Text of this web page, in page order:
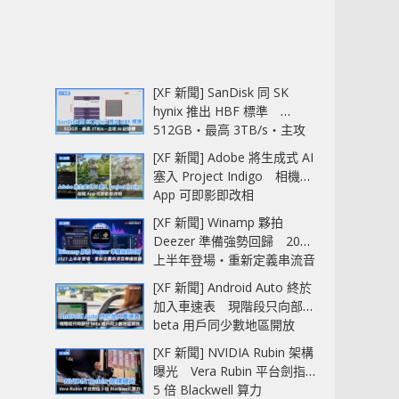
[XF 新聞] SanDisk 同 SK
hynix 推出 HBF 標準
512GB‧最高 3TB/s‧主攻
AI 記憶體
[XF 新聞] Adobe 將生成式 AI
塞入 Project Indigo 相機
App 可即影即改相
[XF 新聞] Winamp 夥拍
Deezer 準備強勢回歸 2027
上半年登場‧重新定義串流音
樂播放器
[XF 新聞] Android Auto 終於
加入車速表 現階段只向部分
beta 用戶同少數地區開放
[XF 新聞] NVIDIA Rubin 架構
曝光 Vera Rubin 平台劍指
5 倍 Blackwell 算力